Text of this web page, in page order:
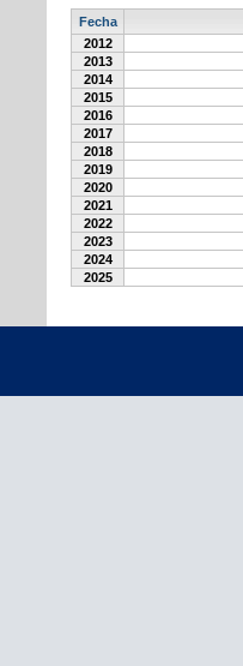
Fecha
2012
2013
2014
2015
2016
2017
2018
2019
2020
2021
2022
2023
2024
2025